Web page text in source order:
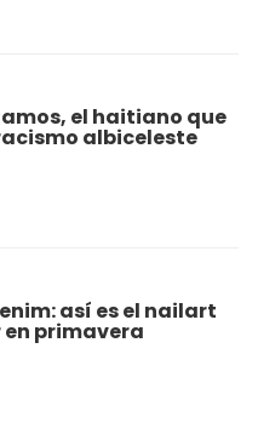
el haitiano que
albiceleste
así es el nailart
primavera